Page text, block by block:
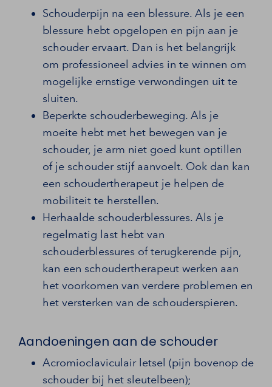
Schouderpijn na een blessure. Als je een
blessure hebt opgelopen en pijn aan je
schouder ervaart. Dan is het belangrijk
om professioneel advies in te winnen om
mogelijke ernstige verwondingen uit te
sluiten.
Beperkte schouderbeweging. Als je
moeite hebt met het bewegen van je
schouder, je arm niet goed kunt optillen
of je schouder stijf aanvoelt. Ook dan kan
een schoudertherapeut je helpen de
mobiliteit te herstellen.
Herhaalde schouderblessures. Als je
regelmatig last hebt van
schouderblessures of terugkerende pijn,
kan een schoudertherapeut werken aan
het voorkomen van verdere problemen en
het versterken van de schouderspieren.
Aandoeningen aan de schouder
Acromioclaviculair letsel (pijn bovenop de
schouder bij het sleutelbeen);